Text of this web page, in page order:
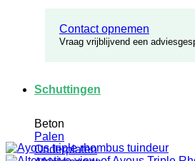
Contact opnemen
Vraag vrijblijvend een
Schuttingen
Beton
Palen
Onderplaten